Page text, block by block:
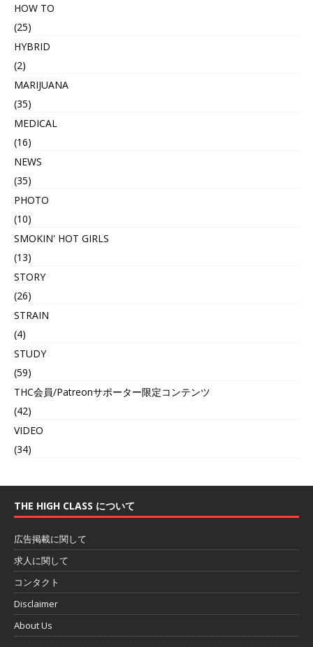
HOW TO
(25)
HYBRID
(2)
MARIJUANA
(35)
MEDICAL
(16)
NEWS
(35)
PHOTO
(10)
SMOKIN' HOT GIRLS
(13)
STORY
(26)
STRAIN
(4)
STUDY
(59)
THC会員/Patreonサポーター限定コンテンツ
(42)
VIDEO
(34)
THE HIGH CLASS について
広告掲載に関して
求人に関して
コンタクト
Disclaimer
About Us